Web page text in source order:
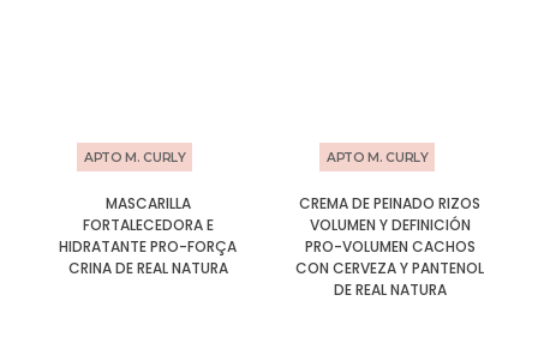
APTO M. CURLY
MASCARILLA
FORTALECEDORA E
HIDRATANTE PRO-FORÇA
CRINA DE REAL NATURA
APTO M. CURLY
CREMA DE PEINADO RIZOS
VOLUMEN Y DEFINICIÓN
PRO-VOLUMEN CACHOS
CON CERVEZA Y PANTENOL
DE REAL NATURA